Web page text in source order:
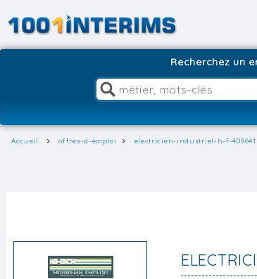
Recherchez un
Accueil offres-d-emploi electricien-industriel-h-f-409641